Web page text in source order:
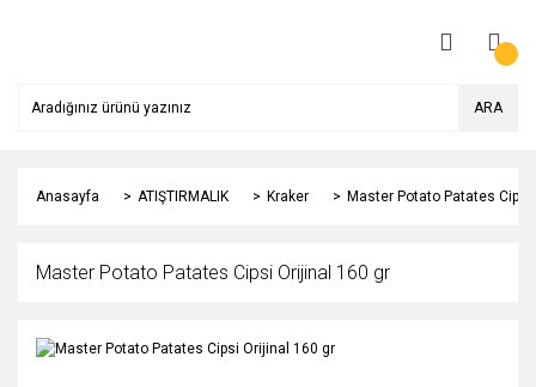
ARA
Anasayfa ATIŞTIRMALIK Kraker Master Potato Patates Cipsi
Master Potato Patates Cipsi Orijinal 160 gr